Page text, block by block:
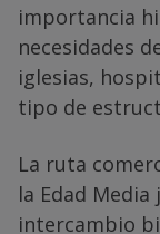
importancia
necesidades
iglesias,
tipo de
La ruta
la Edad
intercambio